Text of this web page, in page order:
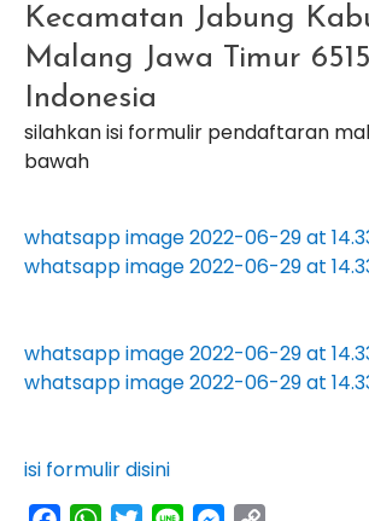
Kecamatan Jabung
Malang Jawa Timur
Indonesia
silahkan isi formulir pendaftaran
bawah
whatsapp image 2022-06-29 at
whatsapp image 2022-06-29 at
whatsapp image 2022-06-29 at
whatsapp image 2022-06-29 at
isi formulir disini